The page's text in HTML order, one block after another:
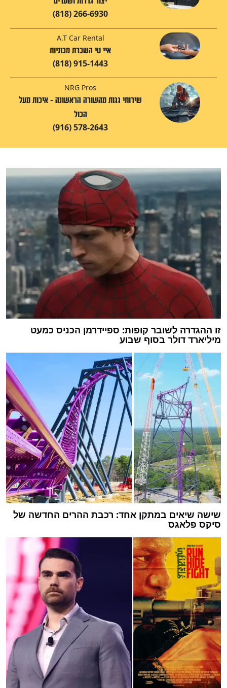
(818) 266-6930
A.T Car Rental
איי טי השכרת מכוניות
(818) 915-1443
NRG Pros
שירותי גגות מהשורה הראשונה – איכות מעל
הכול
(916) 578-2643
זו ההגדרה לשובר קופות: ספיידרמן הכניס כמעט
מיליארד דולר בסוף שבוע
שישה שיאים במתקן אחד: רכבת ההרים החדשה של
סיקס פלאגס